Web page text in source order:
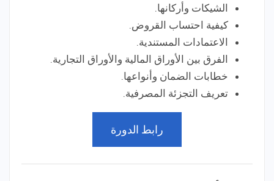
الشيكات وأركانها.
كيفية احتساب القروض.
الاعتمادات المستندية.
الفرق بين الأوراق المالية والأوراق التجارية.
خطابات الضمان وأنواعها.
تعريف التجزئة المصرفية.
رابط الدورة